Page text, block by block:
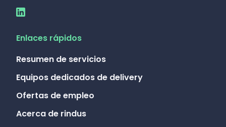
Enlaces rápidos
Resumen de servicios
Equipos dedicados de delivery
Ofertas de empleo
Acerca de rindus